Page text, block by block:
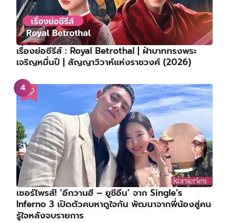
เรื่องย่อซีรีส์ : Royal Betrothal | ฝ่าบาททรงพระ
เจริญหมื่นปี | สัญญาวิวาห์แห่งราชวงศ์ (2026)
เซอร์ไพรส์! ‘อีกวานฮี – ยูชีอึน’ จาก Single’s
Inferno 3 เปิดตัวคบหาดูใจกัน พัฒนาจากพี่น้องสู่คน
รู้ใจหลังจบรายการ